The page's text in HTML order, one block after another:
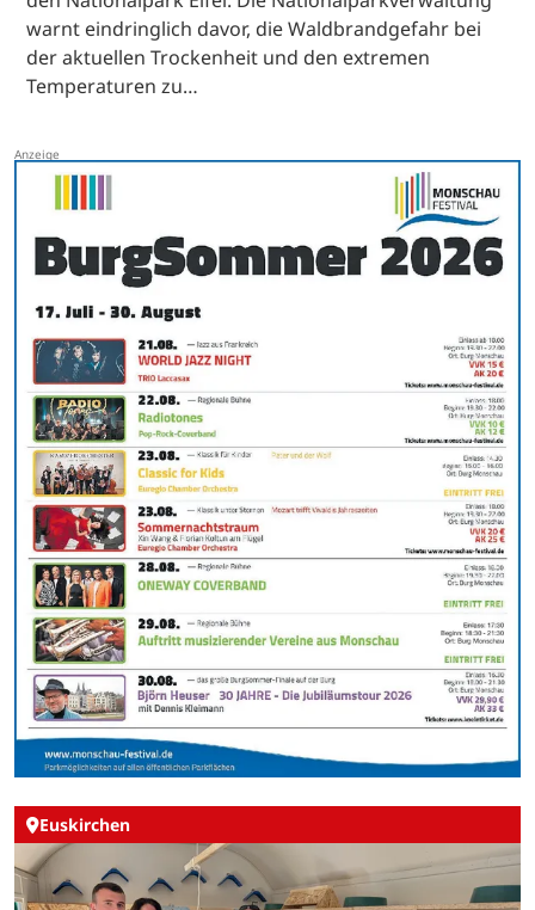
warnt eindringlich davor, die Waldbrandgefahr bei
der aktuellen Trockenheit und den extremen
Temperaturen zu…
Euskirchen